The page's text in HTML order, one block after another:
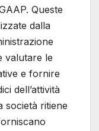
Queste
dalla
valutare le
e fornire
dell’attività
società ritiene